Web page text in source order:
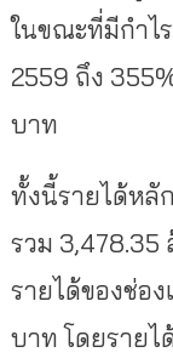
ในขณะที่มีกำไ
2559 ถึง
บาท
ทั้งนี้รายได้หลั
รวม 3,478.35
รายได้ของช่อ
บาท โดยรายไ